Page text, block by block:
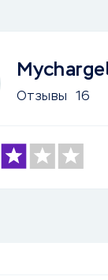
Отзывы 16